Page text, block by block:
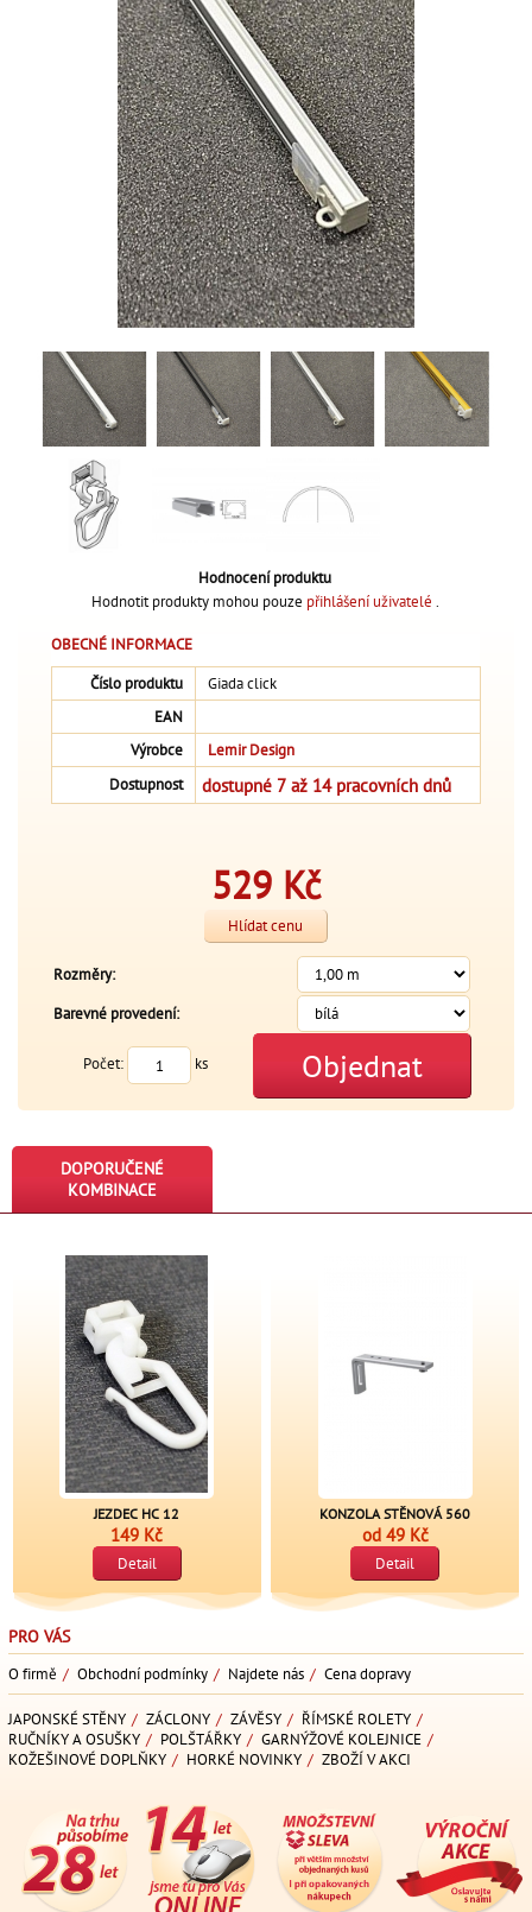
Hodnocení produktu
Hodnotit produkty mohou pouze přihlášení uživatelé.
OBECNÉ INFORMACE
Číslo produktu
Giada click
EAN
Výrobce
Lemir Design
Dostupnost
dostupné 7 až 14 pracovních dnů
529Kč
Hlídat cenu
Rozměry:
Barevné provedení:
Počet: ks Objednat
DOPORUČENÉ
KOMBINACE
JEZDEC HC 12
149 Kč
Detail
KONZOLA STĚNOVÁ 560
od 49 Kč
Detail
PRO VÁS
O firmě / Obchodní podmínky / Najdete nás / Cena dopravy
JAPONSKÉ STĚNY / ZÁCLONY / ZÁVĚSY / ŘÍMSKÉ ROLETY /
RUČNÍKY A OSUŠKY / POLŠTÁŘKY / GARNÝŽOVÉ KOLEJNICE /
KOŽEŠINOVÉ DOPLŇKY / HORKÉ NOVINKY / ZBOŽÍ V AKCI